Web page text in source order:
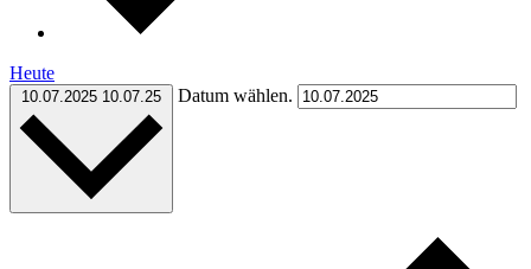
Heute
10.07.2025 10.07.25 Datum wählen.